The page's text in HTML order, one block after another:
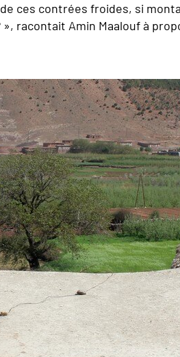
ces contrées froides, si
racontait Amin Maalouf à